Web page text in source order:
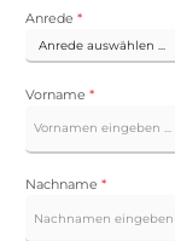
Anrede *
Vorname *
Nachname *